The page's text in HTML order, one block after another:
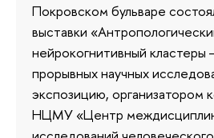
Покровском бульваре
выставки
нейрокогнитивный кластеры
прорывных научных
экспозицию, организатором
НЦМУ «Центр